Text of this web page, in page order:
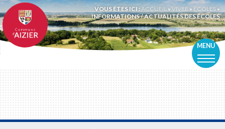
VOUS ÊTES ICI :ACCUEIL » VIVRE » ECOLES »
INFORMATIONS / ACTUALITÉS DES ÉCOLES
MENU